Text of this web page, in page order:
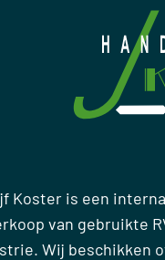
Koster is een
van gebruikte
Wij beschikken